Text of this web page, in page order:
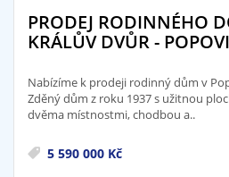
PRODEJ RODINNÉHO
KRÁLŮV DVŮR -
Nabízíme k prodeji rodinný dům v
Zděný dům z roku 1937 s užitnou
dvěma místnostmi, chodbou a..
5 590 000 Kč